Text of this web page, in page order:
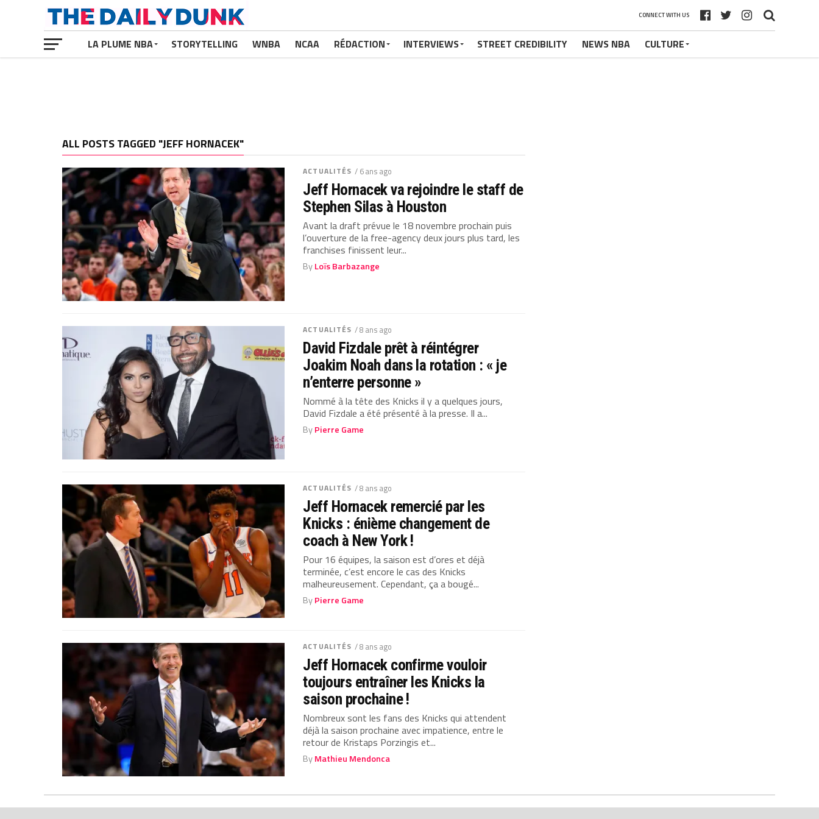
CONNECT WITH US
LA PLUME NBA STORYTELLING WNBA NCAA RÉDACTION INTERVIEWS STREET CREDIBILITY NEWS NBA CULTURE
ALL POSTS TAGGED "JEFF HORNACEK"
ACTUALITÉS / 6 ans ago
Jeff Hornacek va rejoindre le staff de
Stephen Silas à Houston
Avant la draft prévue le 18 novembre prochain puis
l’ouverture de la free-agency deux jours plus tard, les
franchises finissent leur...
ByLoïs Barbazange
ACTUALITÉS / 8 ans ago
David Fizdale prêt à réintégrer
Joakim Noah dans la rotation : « je
n’enterre personne »
Nommé à la tête des Knicks il y a quelques jours,
David Fizdale a été présenté à la presse. Il a...
ByPierre Game
ACTUALITÉS / 8 ans ago
Jeff Hornacek remercié par les
Knicks : énième changement de
coach à New York !
Pour 16 équipes, la saison est d’ores et déjà
terminée, c’est encore le cas des Knicks
malheureusement. Cependant, ça a bougé...
ByPierre Game
ACTUALITÉS / 8 ans ago
Jeff Hornacek confirme vouloir
toujours entraîner les Knicks la
saison prochaine !
Nombreux sont les fans des Knicks qui attendent
déjà la saison prochaine avec impatience, entre le
retour de Kristaps Porzingis et...
ByMathieu Mendonca